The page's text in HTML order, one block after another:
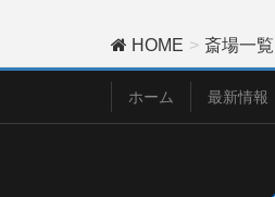
HOME 斎場一
ホーム 最新情報